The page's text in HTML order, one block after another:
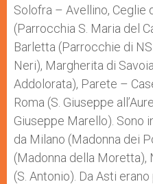
Solofra – Avellino, Ceglie
(Parrocchia S. Maria del
Barletta (Parrocchie di
Neri), Margherita di
Addolorata), Parete –
Roma (S. Giuseppe
Giuseppe Marello). Sono
da Milano (Madonna dei
(Madonna della Moretta),
(S. Antonio). Da Asti